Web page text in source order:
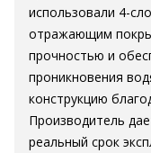
использовали 4-
отражающим
прочностью и
проникновения
конструкцию
Производитель
реальный срок